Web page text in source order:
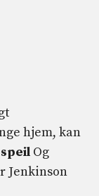
hjem, kan
speil Og
Jenkinson